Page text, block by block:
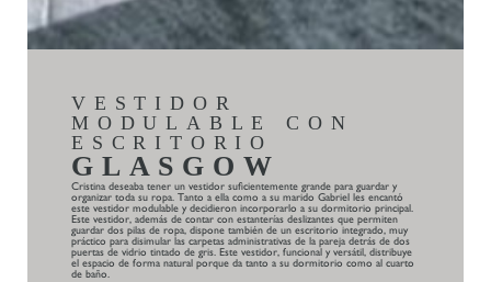
VESTIDOR
MODULABLE CON
ESCRITORIO
GLASGOW
Cristina deseaba tener un vestidor suficientemente grande para guardar y
organizar toda su ropa. Tanto a ella como a su marido Gabriel les encantó
este vestidor modulable y decidieron incorporarlo a su dormitorio principal.
Este vestidor, además de contar con estanterías deslizantes que permiten
guardar dos pilas de ropa, dispone también de un escritorio integrado, muy
práctico para disimular las carpetas administrativas de la pareja detrás de dos
puertas de vidrio tintado de gris. Este vestidor, funcional y versátil, distribuye
el espacio de forma natural porque da tanto a su dormitorio como al cuarto
de baño.